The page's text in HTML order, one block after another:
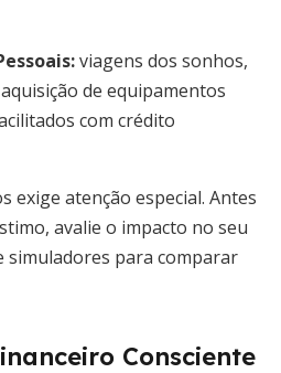
viagens dos sonhos,
de equipamentos
com crédito
exige atenção especial. Antes
avalie o impacto no seu
simuladores para comparar
Consciente